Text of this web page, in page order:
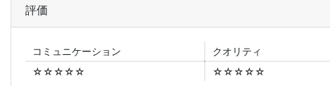
評価
コミュニケーション クオリティ
☆☆☆☆☆
☆☆☆☆☆